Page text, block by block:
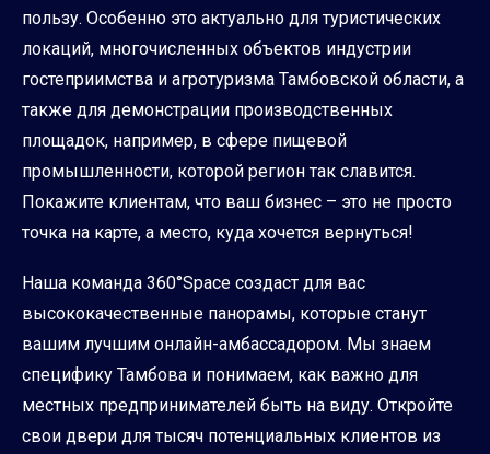
пользу. Особенно это актуально для туристических
локаций, многочисленных объектов индустрии
гостеприимства и агротуризма Тамбовской области, а
также для демонстрации производственных
площадок, например, в сфере пищевой
промышленности, которой регион так славится.
Покажите клиентам, что ваш бизнес – это не просто
точка на карте, а место, куда хочется вернуться!
Наша команда 360°Space создаст для вас
высококачественные панорамы, которые станут
вашим лучшим онлайн-амбассадором. Мы знаем
специфику Тамбова и понимаем, как важно для
местных предпринимателей быть на виду. Откройте
свои двери для тысяч потенциальных клиентов из